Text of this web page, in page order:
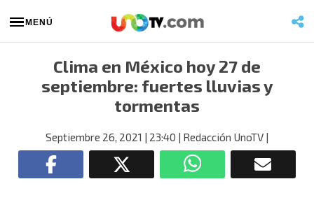
MENÚ
Clima en México hoy 27 de
septiembre: fuertes lluvias y
tormentas
Septiembre 26, 2021 | 23:40 | Redacción UnoTV |